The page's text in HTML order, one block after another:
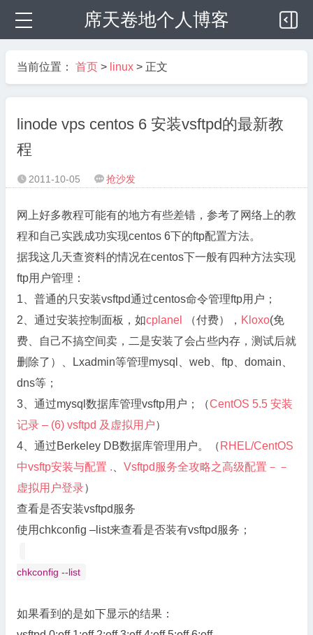
席天卷地个人博客
当前位置： 首页 > linux > 正文
linode vps centos 6 安装vsftpd的最新教
程
 2011-10-05  抢沙发
网上好多教程可能有的地方有些差错，参考了网络上的教
程和自己实践成功实现centos 6下的ftp配置方法。
据我这几天查资料的情况在centos下一般有四种方法实现
ftp用户管理：
1、普通的只安装vsftpd通过centos命令管理ftp用户；
2、通过安装控制面板，如cplanel （付费）， Kloxo(免
费、自己不搞空间卖，二是安装了会占些内存，测试后就
删除了）、Lxadmin等管理mysql、web、ftp、domain、
dns等；
3、通过mysql数据库管理vsftp用户；（CentOS 5.5 安装
记录 – (6) vsftpd 及虚拟用户）
4、通过Berkeley DB数据库管理用户。（ RHEL/CentOS
中vsftp安装与配置 .
Vsftpd服务全攻略之高级配置－－
虚拟用户登录）
查看是否安装vsftpd服务
使用chkconfig –list来查看是否装有vsftpd服务；
chkconfig --list
如果看到的是如下显示的结果：